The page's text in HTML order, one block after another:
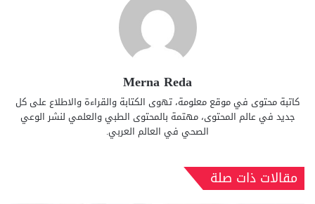
Merna Reda
كاتبة محتوى في موقع معلومة، تهوى الكتابة والقراءة والاطلاع على كل
جديد في عالم المحتوى، مهتمة بالمحتوى الطبي والعلمي لنشر الوعي
الصحي في العالم العربي.
مقالات ذات صلة